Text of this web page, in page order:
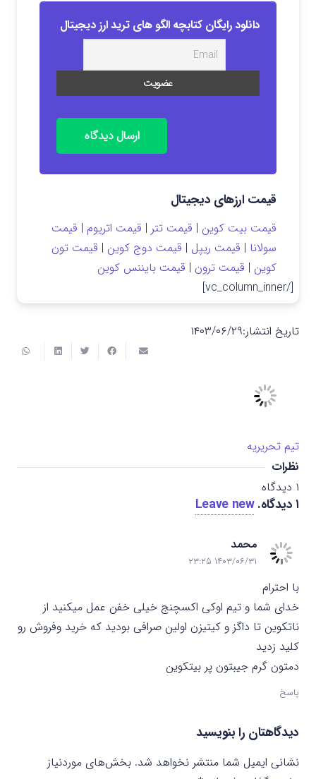
دانلود رایگان کتابچه الگو های ترید ارز دیجیتال
ارسال دیدگاه
قیمت ارزهای دیجیتال
قیمت بیت کوین | قیمت تتر | قیمت اتریوم | قیمت
سولانا | قیمت ریپل | قیمت دوج کوین | قیمت تون
کوین | قیمت ترون | قیمت بایننس کوین
[/vc_column_inner]
تاریخ انتشار:۱۴۰۳/۰۶/۲۹
تیم تحریریه
نظرات
۱ دیدگاه
۱دیدگاه.
Leave new
محمد
۱۴۰۳/۰۶/۳۱ ۲۳:۲۵
با احترام
خدای شما و تیم اوکی اکسچنج خیلی خفن عمل میکنید از
ناتکوین تا داگز و کیتیزن اولین صرافی بودید که خرید وفروش رو
کلید زدید
دمتون گرم جیبتون پر بیتکوین
پاسخ
دیدگاهتان را بنویسید
نشانی ایمیل شما منتشر نخواهد شد. بخش‌های موردنیاز